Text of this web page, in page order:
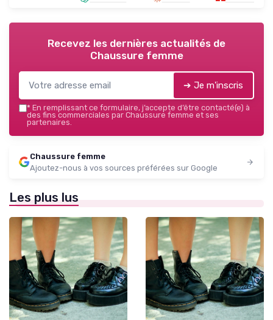
Recevez les dernières actualités de
Chaussure femme
➔ Je m'inscris
* En remplissant ce formulaire, j’accepte d’être contacté(e) à
des fins commerciales par Chaussure femme et ses
partenaires.
Chaussure femme
Ajoutez-nous à vos sources préférées sur Google
Les plus lus